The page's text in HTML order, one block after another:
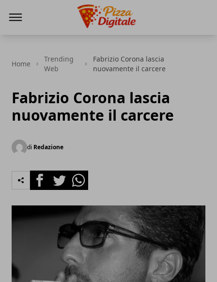
Home
Trending
Web
Fabrizio Corona lascia
nuovamente il carcere
Fabrizio Corona lascia
nuovamente il carcere
di Redazione
FacebookTwitterWhatsapp